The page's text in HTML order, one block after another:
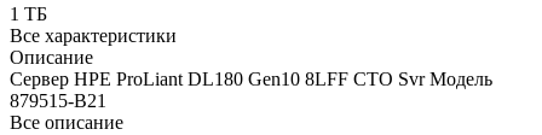
1 ТБ
Все характеристики
Описание
Сервер HPE ProLiant DL180 Gen10 8LFF CTO Svr Модель
879515-B21
Все описание